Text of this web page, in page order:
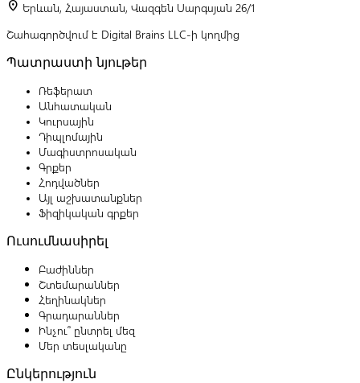
location_on Երևան, Հայաստան, Վազգեն Սարգսյան 26/1
Շահագործվում է Digital Brains LLC-ի կողմից
Պատրաստի նյութեր
Ռեֆերատ
Անհատական
Կուրսային
Դիպլոմային
Մագիստրոսական
Գրքեր
Հոդվածներ
Այլ աշխատանքներ
Ֆիզիկական գրքեր
Ուսումնասիրել
Բաժիններ
Շտեմարաններ
Հեղինակներ
Գրադարաններ
Ինչու՞ ընտրել մեզ
Մեր տեսլականը
Ընկերություն